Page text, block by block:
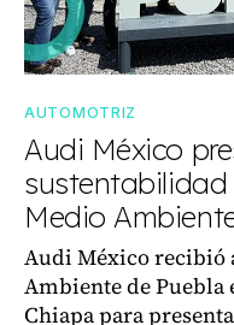
AUTOMOTRIZ
Audi México
sustentabilidad
Medio
Audi México recibió
Ambiente de Puebla
Chiapa para